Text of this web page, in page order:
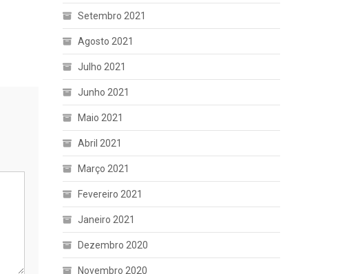
Setembro 2021
Agosto 2021
Julho 2021
Junho 2021
Maio 2021
Abril 2021
Março 2021
Fevereiro 2021
Janeiro 2021
Dezembro 2020
Novembro 2020